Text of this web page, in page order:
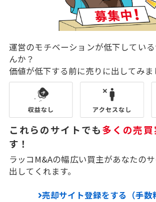
運営のモチベーションが低下してい
んか？
価値が低下する前に売りに出してみま
これらのサイトでも多くの売買
す！
ラッコM&Aの幅広い買主があなたの
出してくれます。
売却サイト登録をする（手数